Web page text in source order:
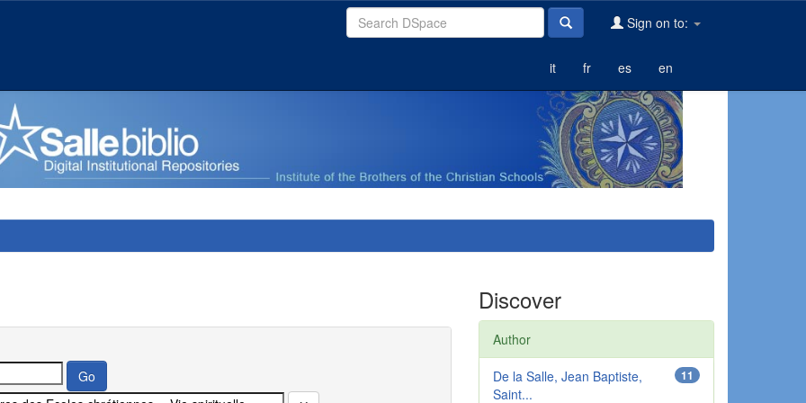
Sign on to:
it fr es en
Discover
Author
11
De la Salle, Jean Baptiste,
Saint...